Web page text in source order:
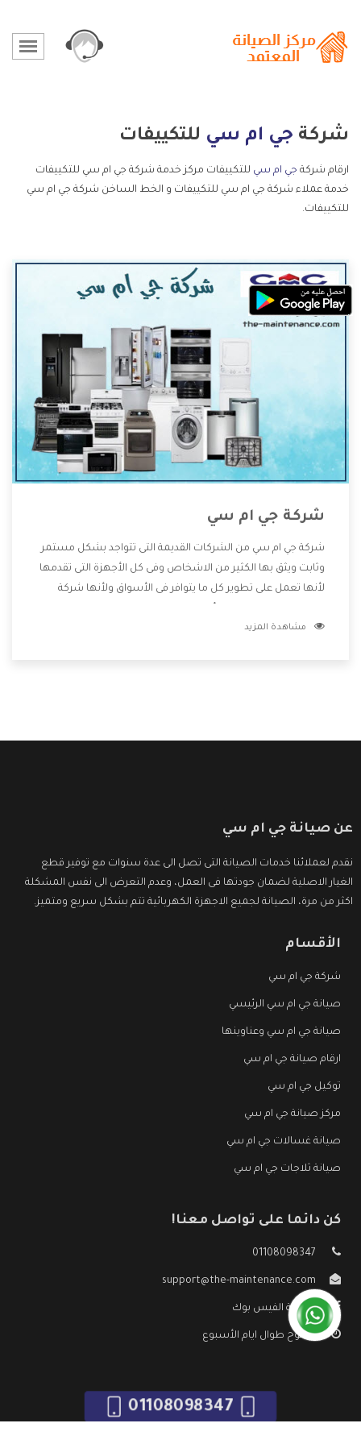
شركة جي ام سي للتكييفات
ارقام شركة جي ام سي للتكييفات مركز خدمة شركة جي ام سي للتكييفات
خدمة عملاء شركة جي ام سي للتكييفات و الخط الساخن شركة جي ام سي
للتكييفات.
شركة جي ام سي
شركة جي ام سي من الشركات القديمة التى تتواجد بشكل مستمر
وثابت ويثق بها الكثير من الاشخاص وفى كل الأجهزة التى تقدمها
لأنها تعمل على تطوير كل ما يتوافر فى الأسواق ولأنها شركة
وتقدم للعملاء أقوى العروض والخصومات التى تسهل على
مشاهدة المزيد
عن صيانة جي ام سي
نقدم لعملائنا خدمات الصيانة التى تصل الى عدة سنوات مع توفير قطع
الغيار الاصلية لضمان جودتها فى العمل، وعدم التعرض الى نفس المشكلة
اكثر من مرة، الصيانة لجميع الاجهزة الكهربائية تتم بشكل سريع ومتميز.
الأقسام
شركة جي ام سي
صيانة جي ام سي الرئيسي
صيانة جي ام سي وعناوينها
ارقام صيانة جي ام سي
توكيل جي ام سي
مركز صيانة جي ام سي
صيانة غسالات جي ام سي
صيانة ثلاجات جي ام سي
كن دائما على تواصل معنا!
01108098347
support@the-maintenance.com
صفحة الفيس بوك
مفتوح طوال ايام الأسبوع
01108098347